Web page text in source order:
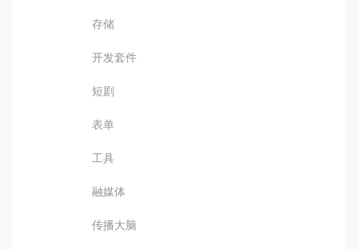
存储
开发套件
短剧
表单
工具
融媒体
传播大脑